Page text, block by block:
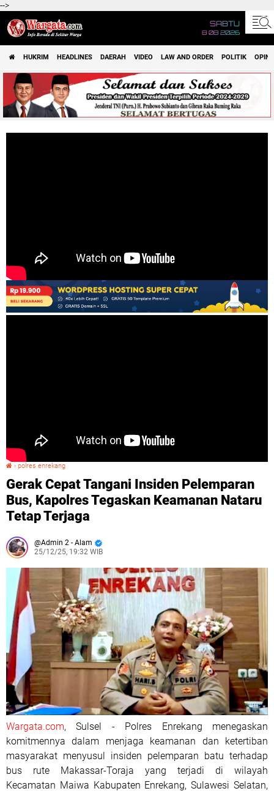
-->
SABTU
8 08 2026
HUKRIM HEADLINES DAERAH VIDEO LAW AND ORDER POLITIK OPINI
› polres enrekang
Gerak Cepat Tangani Insiden Pelemparan
Bus, Kapolres Tegaskan Keamanan Nataru
Tetap Terjaga
Admin 2 - Alam
25/12/25, 19:32 WIB
Wargata.com, Sulsel - Polres Enrekang menegaskan
komitmennya dalam menjaga keamanan dan ketertiban
masyarakat menyusul insiden pelemparan batu terhadap
bus rute Makassar-Toraja yang terjadi di wilayah
Kecamatan Maiwa Kabupaten Enrekang, Sulawesi Selatan,